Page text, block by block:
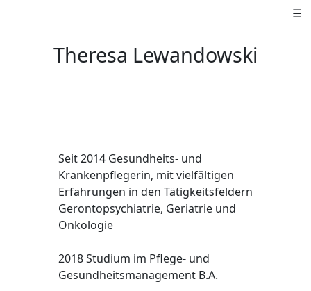
☰
Theresa Lewandowski
Seit 2014 Gesundheits- und
Krankenpflegerin, mit vielfältigen
Erfahrungen in den Tätigkeitsfeldern
Gerontopsychiatrie, Geriatrie und
Onkologie
2018 Studium im Pflege- und
Gesundheitsmanagement B.A.